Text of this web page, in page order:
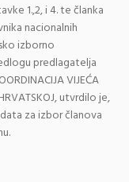
1.,2, i 4. te članka
nacionalnih
izborno
predlagatelja
VIJEĆA
utvrdilo je,
za izbor članova